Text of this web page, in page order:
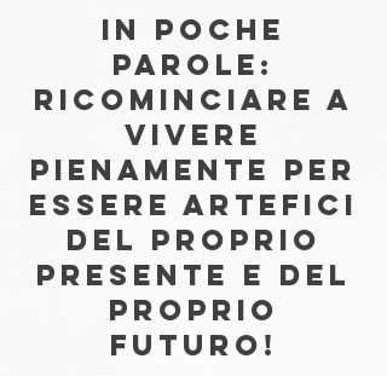
IN POCHE
PAROLE:
RICOMINCIARE A
VIVERE
PIENAMENTE PER
ESSERE ARTEFICI
DEL PROPRIO
PRESENTE E DEL
PROPRIO
FUTURO!